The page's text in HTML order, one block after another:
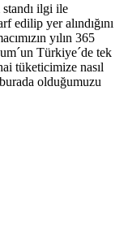
ilgi ile
edilip yer alındığını
yılın 365
Türkiye´de tek
tüketicimize nasıl
olduğumuzu